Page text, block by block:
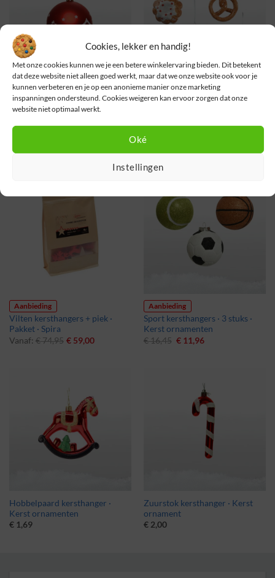
Cookies, lekker en handig!
Met onze cookies kunnen we je een betere winkelervaring bieden. Dit betekent
dat deze website niet alleen goed werkt, maar dat we onze website ook voor je
kunnen verbeteren en je op een anonieme manier onze marketing
inspanningen ondersteund. Cookies weigeren kan ervoor zorgen dat onze
website niet optimaal werkt.
Oké
Instellingen
Rood & wit kerstbal met huisje
en rendier · Ø 8 cm ·
€
Aanbieding
€
prijs
prijs
Aanbieding
Vilten kersthangers + piek ·
Pakket · Spira
Vanaf: €74,95 €59,00
Aanbieding
Sport kersthangers · 3 stuks ·
Kerst ornamenten
€16,45 Oorspronkelijke
€11,96Huidige
Hobbelpaard kersthanger ·
Kerst ornamenten
€1,69
Zuurstok kersthanger · Kerst
ornament
€2,00